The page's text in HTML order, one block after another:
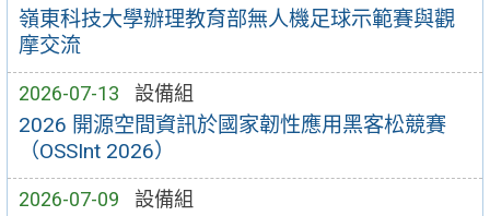
嶺東科技大學辦理教育部無人機足球示範賽與觀
摩交流
2026-07-13 設備組
2026 開源空間資訊於國家韌性應用黑客松競賽
（OSSInt 2026）
2026-07-09 設備組